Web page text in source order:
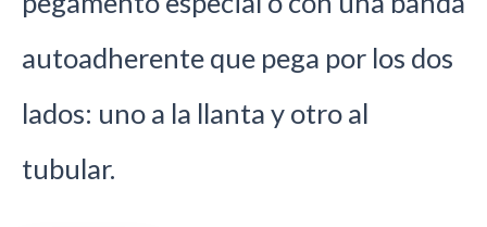
autoadherente que pega por los dos
lados: uno a la llanta y otro al
tubular.